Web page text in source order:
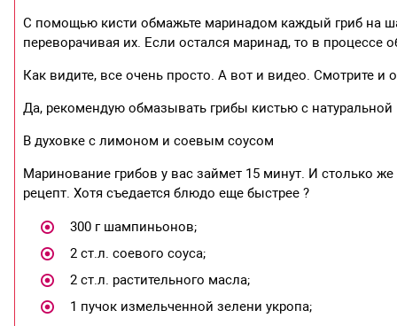
С помощью кисти обмажьте маринадом каждый гриб на
переворачивая их. Если остался маринад, то в процессе
Как видите, все очень просто. А вот и видео. Смотрите и
Да, рекомендую обмазывать грибы кистью с
В духовке с лимоном и соевым соусом
Маринование грибов у вас займет 15 минут. И столько
рецепт. Хотя съедается блюдо еще быстрее ?
300 г шампиньонов;
2 ст.л. соевого соуса;
2 ст.л. растительного масла;
1 пучок измельченной зелени укропа;